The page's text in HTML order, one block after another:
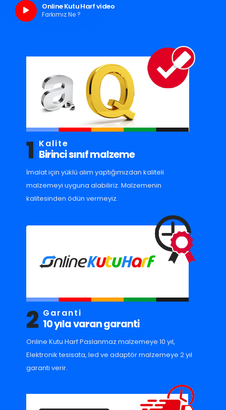
Online Kutu Harf video
Farkımız Ne ?
1 Kalite
Birinci sınıf malzeme
İmalat için yüklü alım yaptığımızdan kaliteli
malzemeyi uyguna alabiliriz. Malzemenin
kalitesinden ödün vermeyiz.
2 Garanti
10 yıla varan garanti
Online Kutu Harf Paslanmaz malzemeye 10 yıl,
Elektronik tesisata, led ve adaptör malzemeye 2 yıl
garanti verir.